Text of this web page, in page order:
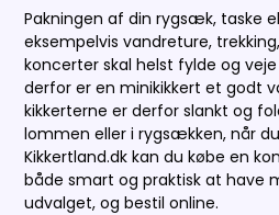
Pakningen af din rygsæk, taske
eksempelvis vandreture,
koncerter skal helst fylde og
derfor er en minikikkert et godt
kikkerterne er derfor slankt og
lommen eller i rygsækken, når
Kikkertland.dk kan du købe en
både smart og praktisk at have
udvalget, og bestil online.